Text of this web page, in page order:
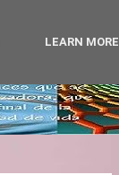
LEARN MORE